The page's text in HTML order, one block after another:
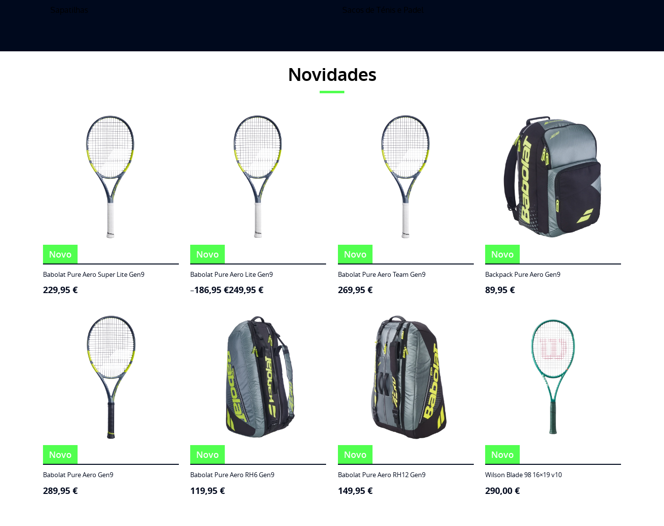
Sapatilhas Sacos de Ténis e Padel
Novidades
Novo
Babolat Pure Aero Super Lite Gen9
229,95 €
Novo
Babolat Pure Aero Lite Gen9
186,95€
– 249,95€
Price
range:
Novo
Babolat Pure Aero Team Gen9
269,95 €
Novo
Backpack Pure Aero Gen9
89,95 €
Novo
Babolat Pure Aero Gen9
289,95 €
Novo
Babolat Pure Aero RH6 Gen9
119,95€
Novo
Babolat Pure Aero RH12 Gen9
149,95 €
Novo
Wilson Blade 98 16×19 v10
290,00 €